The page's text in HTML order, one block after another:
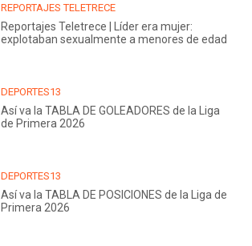
REPORTAJES TELETRECE
Reportajes Teletrece | Líder era mujer:
explotaban sexualmente a menores de edad
DEPORTES13
Así va la TABLA DE GOLEADORES de la Liga
de Primera 2026
DEPORTES13
Así va la TABLA DE POSICIONES de la Liga de
Primera 2026